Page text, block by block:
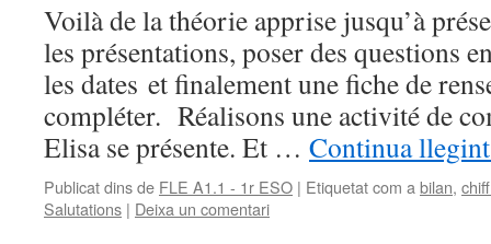
Voilà de la théorie apprise jusqu’à
les présentations, poser des questions
les dates et finalement une fiche de
compléter. Réalisons une activité de
Elisa se présente. Et … Continua
Publicat dins de FLE A1.1 - 1r ESO | Etiquetat com a bilan,
Salutations | Deixa un comentari